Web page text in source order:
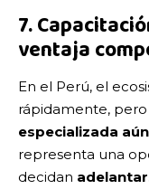
7.
ventaja
En el Perú, el
rápidamente, pero
especializada
representa una
decidan